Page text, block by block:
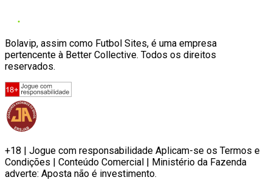
Bolavip, assim como Futbol Sites, é uma empresa
pertencente à Better Collective. Todos os direitos
reservados.
+18 | Jogue com responsabilidade Aplicam-se os Termos e
Condições | Conteúdo Comercial | Ministério da Fazenda
adverte: Aposta não é investimento.